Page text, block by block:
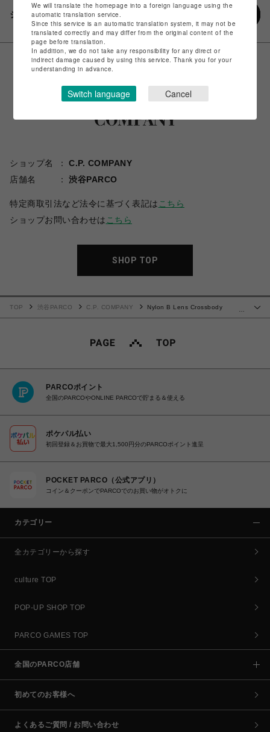
シェアする
ショップ名
C.P. COMPANY
店舗名
渋谷PARCO
特定商取引法など法令に基づく表記は こちら
ショップお問い合わせは こちら
SHOP TOP
TOP 渋谷PARCO C.P. COMPANY
Nylon B Lens Crossbody
PARCOポイント
全国のPARCOやONLINE PARCOで貯まる＆使える
ポケパル払い
初回登録＆お買物で最大1,500円分のPARCOポイント進呈
POCKET PARCO（公式アプリ）
コイン＆クーポンでPARCOでのお買い物がオトクに
カテゴリー
全カテゴリーから探す
culture TOP
POP-UP SHOP TOP
PARCO GAMES TOP
全国のPARCO店舗
初めてのお客様へ
よくあるご質問 / お問い合わせ
We will translate the homepage into a foreign language using the
automatic translation service.
Since this service is an automatic translation system, it may not be
translated correctly and may differ from the original content of the
page before translation.
In addition, we do not take any responsibility for any direct or
indirect damage caused by using this service. Thank you for your
understanding in advance.
Switch language Cancel